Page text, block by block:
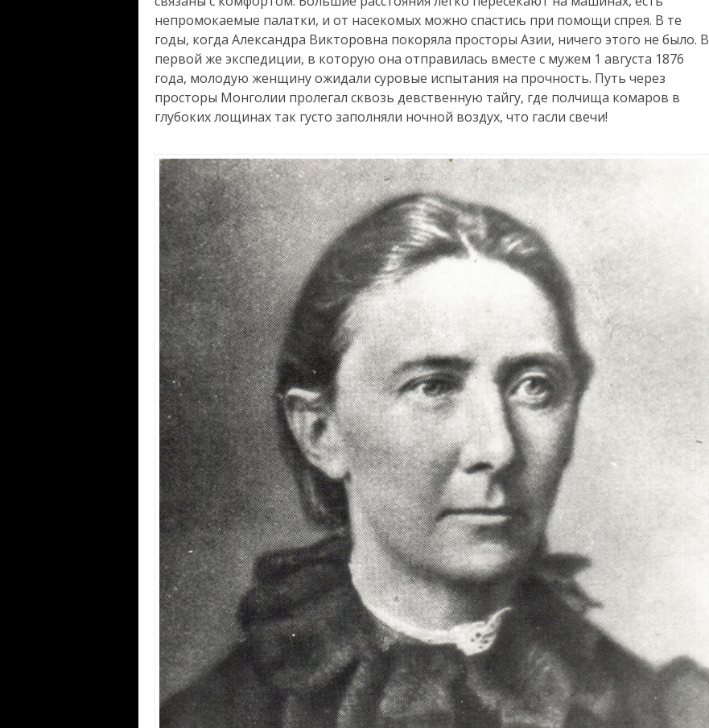
непромокаемые палатки, и от насекомых можно спастись при помощи спрея. В те
годы, когда Александра Викторовна покоряла просторы Азии, ничего этого не было. В
первой же экспедиции, в которую она отправилась вместе с мужем 1 августа 1876
года, молодую женщину ожидали суровые испытания на прочность. Путь через
просторы Монголии пролегал сквозь девственную тайгу, где полчища комаров в
глубоких лощинах так густо заполняли ночной воздух, что гасли свечи!